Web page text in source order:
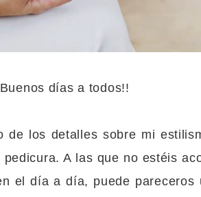
Buenos días a todos!!
de los detalles sobre mi
A las que no estéis
el día a día, puede pareceros